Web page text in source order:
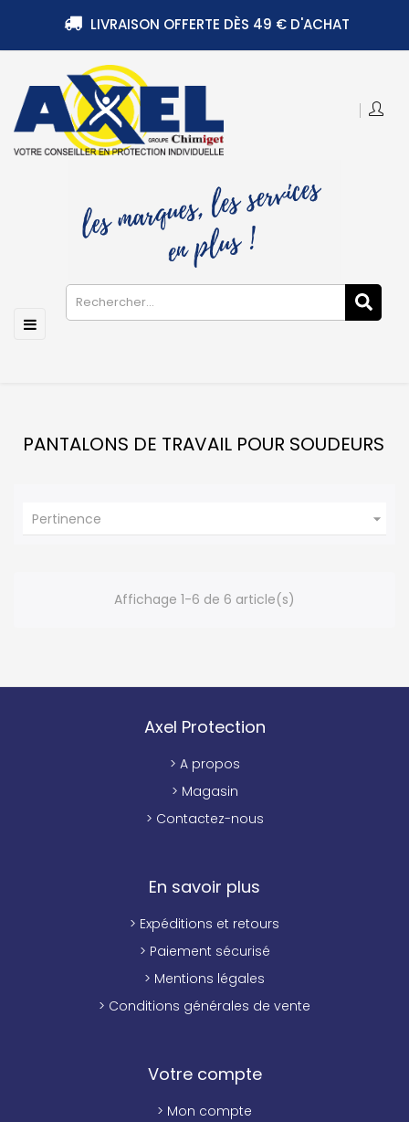
LIVRAISON OFFERTE DÈS 49 € D'ACHAT
Basculer
☰
PANTALONS DE TRAVAIL POUR SOUDEURS
Pertinence 
Affichage 1-6 de 6 article(s)
Axel Protection
> A propos
> Magasin
> Contactez-nous
En savoir plus
> Expéditions et retours
> Paiement sécurisé
> Mentions légales
> Conditions générales de vente
Votre compte
> Mon compte